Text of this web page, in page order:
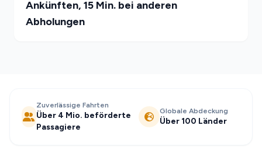
Ankünften, 15 Min. bei anderen
Abholungen
Zuverlässige Fahrten
Über 4 Mio. beförderte
Passagiere
Globale Abdeckung
Über 100 Länder